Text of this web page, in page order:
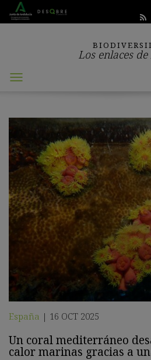
Los enlaces
Abrir
España | 16 OCT 2025
Un coral mediterráneo
calor marinas gracias a